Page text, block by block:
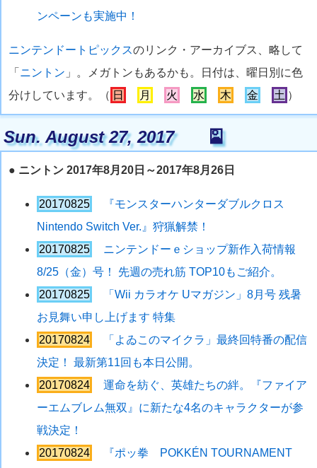
ンペーンも実施中！
ニンテンドートピックスのリンク・アーカイブス、略して
「 ニントン 」。メガトンもあるかも。日付は、曜日別に色
分けしています。（ 日 月 火 水 木 金 土 ）
Sun. August 27, 2017🎴
● ニントン 2017年8月20日～2017年8月26日
20170825
『モンスターハンターダブルクロス
Nintendo Switch Ver.』狩猟解禁！
20170825
ニンテンドーｅショップ新作入荷情報
8/25（金）号！ 先週の売れ筋 TOP10もご紹介。
20170825
「Wii カラオケ Uマガジン」8月号 残暑
お見舞い申し上げます 特集
20170824
「よゐこのマイクラ」最終回特番の配信
決定！ 最新第11回も本日公開。
20170824
運命を紡ぐ、英雄たちの絆。『ファイア
ーエムブレム無双』に新たな4名のキャラクターが参
戦決定！
20170824
『ポッ拳 POKKÉN TOURNAMENT